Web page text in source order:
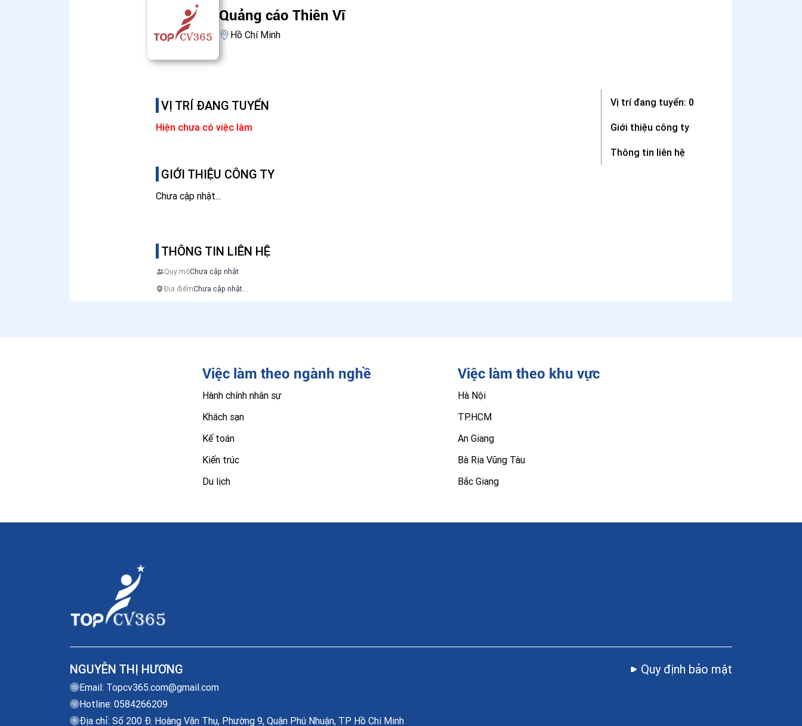
Quảng cáo Thiên Vĩ
Hồ Chí Minh
VỊ TRÍ ĐANG TUYỂN
Hiện chưa có việc làm
GIỚI THIỆU CÔNG TY
Chưa cập nhật...
THÔNG TIN LIÊN HỆ
Quy môChưa cập nhật
Địa điểmChưa cập nhật...
Vị trí đang tuyển: 0
Giới thiệu công ty
Thông tin liên hệ
Việc làm theo ngành nghề
Hành chính nhân sự
Khách sạn
Kế toán
Kiến trúc
Du lịch
Việc làm theo khu vực
Hà Nội
TP.HCM
An Giang
Bà Rịa Vũng Tàu
Bắc Giang
NGUYỄN THỊ HƯƠNG
Email: Topcv365.com@gmail.com
Hotline: 0584266209
Địa chỉ: Số 200 Đ. Hoàng Văn Thụ, Phường 9, Quận Phú Nhuận, TP Hồ Chí Minh
Quy định bảo mật